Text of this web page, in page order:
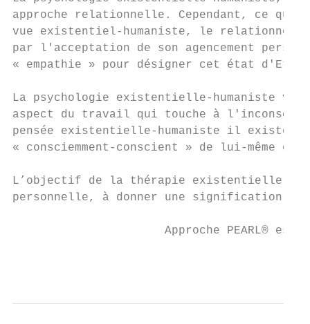
approche relationnelle. Cependant, ce
vue existentiel-humaniste, le
par l'acceptation de son agencement
« empathie » pour désigner cet état
La psychologie existentielle-humaniste
aspect du travail qui touche à
pensée existentielle-humaniste il existe
« consciemment-conscient » de lui-même
L’objectif de la thérapie existentielle-
personnelle, à donner une signification
Approche PEARL® est